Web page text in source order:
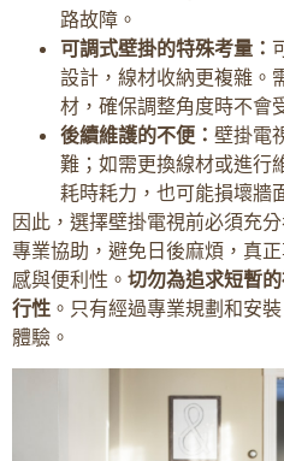
路故障。
可調式壁掛的特殊考量：
設計，線材收納更複雜。
材，確保調整角度時不會
後續維護的不便： 壁掛電
難；如需更換線材或進行
耗時耗力，也可能損壞牆
因此，選擇壁掛電視前必須充
專業協助，避免日後麻煩，真
感與便利性。 切勿為追求短暫
行性 。只有經過專業規劃和安
體驗。